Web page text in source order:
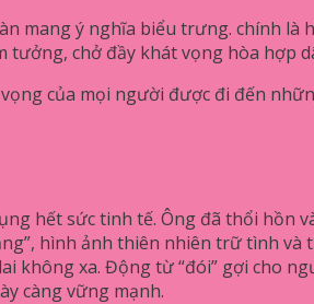
mang ý nghĩa biểu trưng. chính
chở đầy khát vọng hòa hợp
của mọi người được đi đến
hết sức tinh tế. Ông đã thổi hồn
hình ảnh thiên nhiên trữ tình
xa. Động từ “đói” gợi cho
càng vững mạnh.